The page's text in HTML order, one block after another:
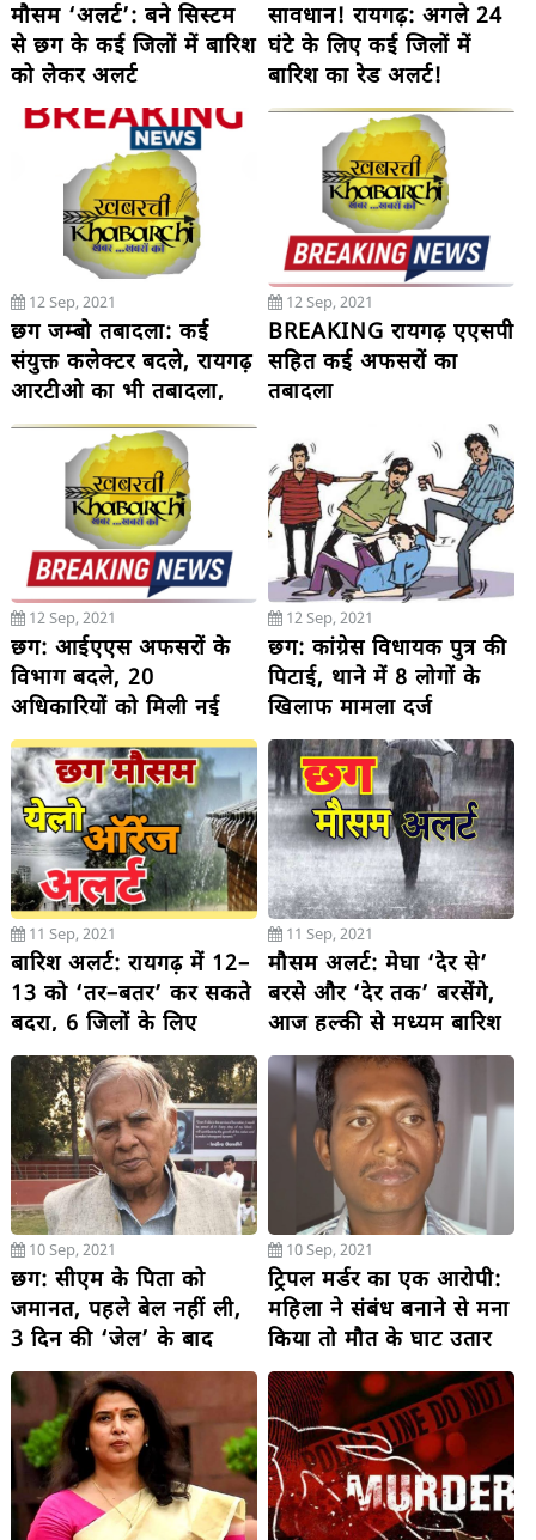
मौसम ‘अलर्ट’: बने सिस्टम
से छग के कई जिलों में बारिश
को लेकर अलर्ट
सावधान! रायगढ़: अगले 24
घंटे के लिए कई जिलों में
बारिश का रेड अलर्ट!
12 Sep, 2021
छग जम्बो तबादला: कई
संयुक्त कलेक्टर बदले, रायगढ़
आरटीओ का भी तबादला,
कई जिले प्रभावित
12 Sep, 2021
BREAKING रायगढ़ एएसपी
सहित कई अफसरों का
तबादला
12 Sep, 2021
छग: आईएएस अफसरों के
विभाग बदले, 20
अधिकारियों को मिली नई
जिम्मेदारी
12 Sep, 2021
छग: कांग्रेस विधायक पुत्र की
पिटाई, थाने में 8 लोगों के
खिलाफ मामला दर्ज
11 Sep, 2021
बारिश अलर्ट: रायगढ़ में 12–
13 को ‘तर–बतर’ कर सकते
बदरा, 6 जिलों के लिए
‘ऑरेंज’, 21 जिलों के लिए
‘येलो’ अलर्ट
11 Sep, 2021
मौसम अलर्ट: मेघा ‘देर से’
बरसे और ‘देर तक’ बरसेंगे,
आज हल्की से मध्यम बारिश
के आसार, दक्षिण छग में
भारी बारिश का अनुमान
10 Sep, 2021
छग: सीएम के पिता को
जमानत, पहले बेल नहीं ली,
3 दिन की ‘जेल’ के बाद
‘बेल’ एप्लिकेशन लगाई
10 Sep, 2021
ट्रिपल मर्डर का एक आरोपी:
महिला ने संबंध बनाने से मना
किया तो मौत के घाट उतार
दिया, बेटा और ससुर ने मर्डर
देख लिया तो उन्हें भी परलोक
भेज दिया